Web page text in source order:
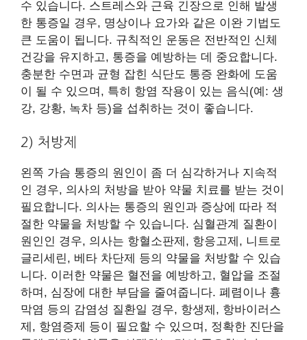
수 있습니다. 스트레스와 근육 긴장으로 인해 발생
한 통증일 경우, 명상이나 요가와 같은 이완 기법도
큰 도움이 됩니다. 규칙적인 운동은 전반적인 신체
건강을 유지하고, 통증을 예방하는 데 중요합니다.
충분한 수면과 균형 잡힌 식단도 통증 완화에 도움
이 될 수 있으며, 특히 항염 작용이 있는 음식(예: 생
강, 강황, 녹차 등)을 섭취하는 것이 좋습니다.
2) 처방제
왼쪽 가슴 통증의 원인이 좀 더 심각하거나 지속적
인 경우, 의사의 처방을 받아 약물 치료를 받는 것이
필요합니다. 의사는 통증의 원인과 증상에 따라 적
절한 약물을 처방할 수 있습니다. 심혈관계 질환이
원인인 경우, 의사는 항혈소판제, 항응고제, 니트로
글리세린, 베타 차단제 등의 약물을 처방할 수 있습
니다. 이러한 약물은 혈전을 예방하고, 혈압을 조절
하며, 심장에 대한 부담을 줄여줍니다. 폐렴이나 흉
막염 등의 감염성 질환일 경우, 항생제, 항바이러스
제, 항염증제 등이 필요할 수 있으며, 정확한 진단을